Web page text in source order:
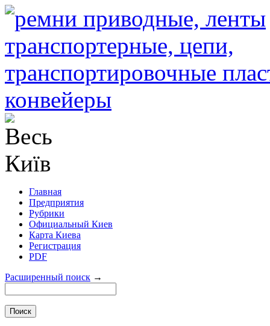
Главная
Предприятия
Рубрики
Официальный Киев
Карта Киева
Регистрация
PDF
Расширенный поиск →